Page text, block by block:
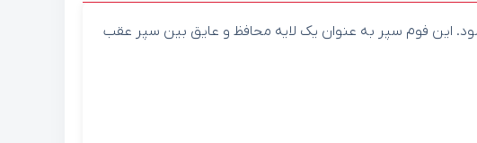
این فوم سپر به عنوان یک لایه محافظ و عایق بین سپر عقب